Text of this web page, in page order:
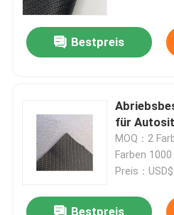
Startseite
Bestpreis
für
MOQ：2
Farben
Preis：
Bestpreis